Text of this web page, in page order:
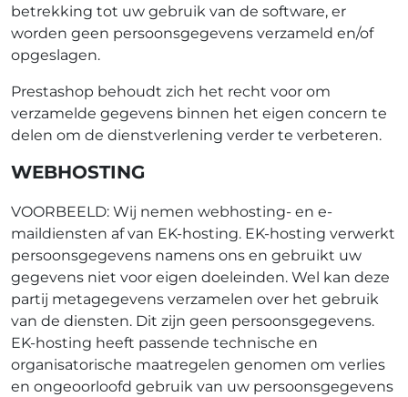
betrekking tot uw gebruik van de software, er
worden geen persoonsgegevens verzameld en/of
opgeslagen.
Prestashop behoudt zich het recht voor om
verzamelde gegevens binnen het eigen concern te
delen om de dienstverlening verder te verbeteren.
WEBHOSTING
VOORBEELD: Wij nemen webhosting- en e-
maildiensten af van EK-hosting. EK-hosting verwerkt
persoonsgegevens namens ons en gebruikt uw
gegevens niet voor eigen doeleinden. Wel kan deze
partij metagegevens verzamelen over het gebruik
van de diensten. Dit zijn geen persoonsgegevens.
EK-hosting heeft passende technische en
organisatorische maatregelen genomen om verlies
en ongeoorloofd gebruik van uw persoonsgegevens